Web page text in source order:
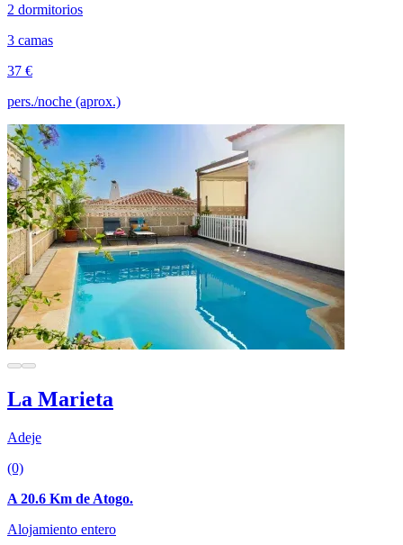
2 dormitorios
3 camas
37 €
pers./noche (aprox.)
La Marieta
Adeje
(0)
A 20.6 Km de Atogo.
Alojamiento entero